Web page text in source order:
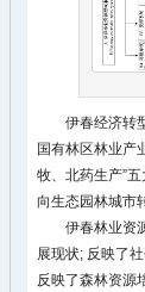
伊春经济转
国有林区林业产
牧、北药生产”
向生态园林城市
伊春林业资
展现状; 反映了
反映了森林资源